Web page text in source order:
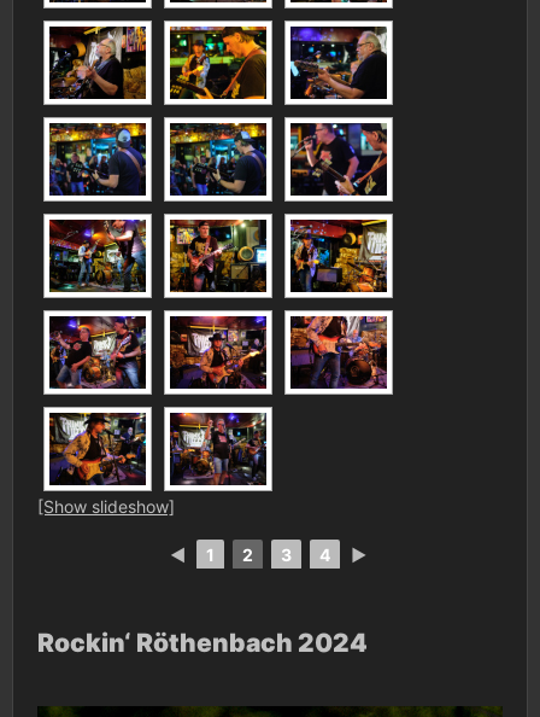
[Show slideshow]
◄ 1 2 3 4 ►
Rockin‘ Röthenbach 2024